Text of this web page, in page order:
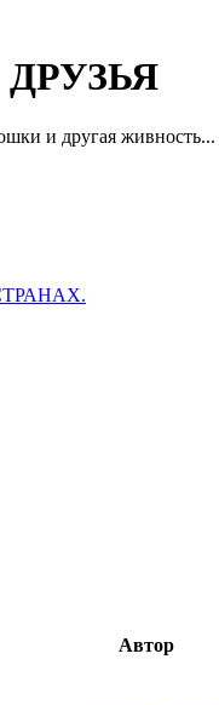
и другая живность...
Автор